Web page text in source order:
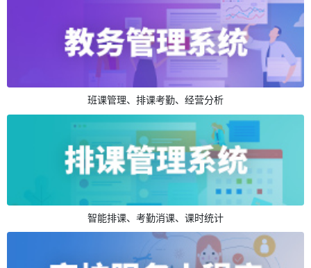
班课管理、排课考勤、经营分析
智能排课、考勤消课、课时统计